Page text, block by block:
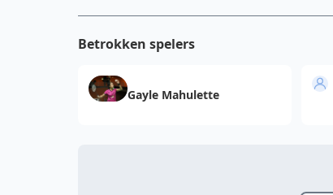
Betrokken spelers
Gayle Mahulette